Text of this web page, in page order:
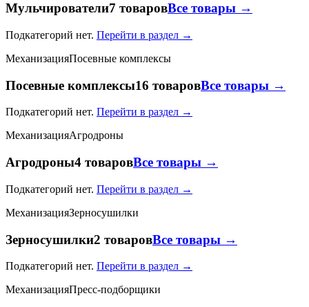
Мульчирователи7 товаровВсе товары →
Подкатегорий нет. Перейти в раздел →
МеханизацияПосевные комплексы
Посевные комплексы16 товаровВсе товары →
Подкатегорий нет. Перейти в раздел →
МеханизацияАгродроны
Агродроны4 товаровВсе товары →
Подкатегорий нет. Перейти в раздел →
МеханизацияЗерносушилки
Зерносушилки2 товаровВсе товары →
Подкатегорий нет. Перейти в раздел →
МеханизацияПресс-подборщики